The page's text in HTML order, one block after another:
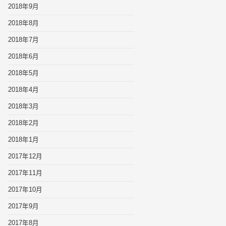
2018年9月
2018年8月
2018年7月
2018年6月
2018年5月
2018年4月
2018年3月
2018年2月
2018年1月
2017年12月
2017年11月
2017年10月
2017年9月
2017年8月